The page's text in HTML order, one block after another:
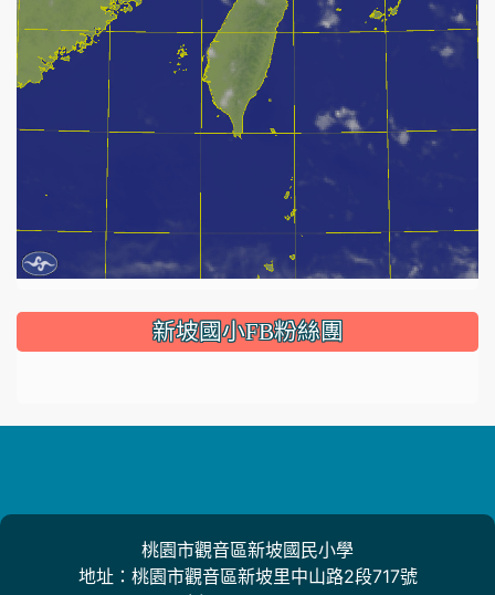
::: 新坡國小FB粉絲團
桃園市觀音區新坡國民小學
地址：桃園市觀音區新坡里中山路2段717號